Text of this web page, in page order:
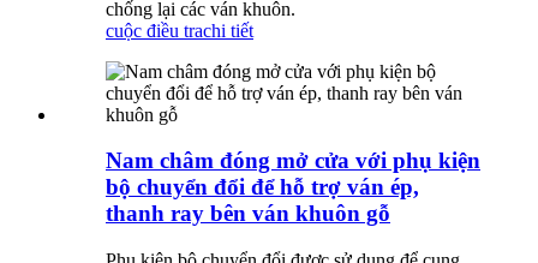
chống lại các ván khuôn.
cuộc điều trachi tiết
Nam châm đóng mở cửa với phụ kiện
bộ chuyển đổi để hỗ trợ ván ép,
thanh ray bên ván khuôn gỗ